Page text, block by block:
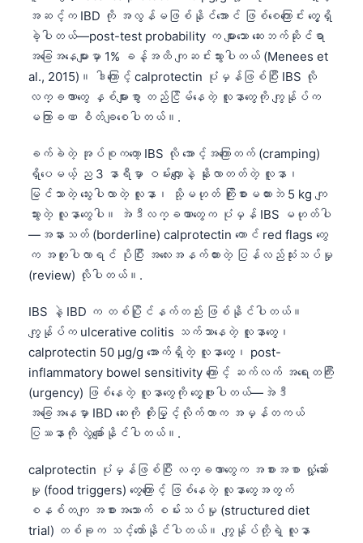
အဆင့်က IBD ကို အလွန်မဖြစ်နိုင်အောင် ဖြစ်စေကြောင်း တွေ့ရှိ
ခဲ့ပါတယ်—post-test probability က များသော ဆေးဘက်ဆိုင်ရာ
အခြေအနေများမှာ 1% ခန့်အထိ ကျဆင်းသွားပါတယ် (Menees et
al., 2015)။ ဒါကြောင့် calprotectin ပုံမှန်ဖြစ်ပြီး IBS လို
လက္ခဏာတွေ နှစ်များစွာ တည်ငြိမ်နေတဲ့ လူနာတွေကို ကျွန်ုပ်က
မကြာခဏ စိတ်ချစေပါတယ်။.
ခက်ခဲတဲ့ အုပ်စုကတော့ IBS လို အောင့်အကြောတက် (cramping)
ရှိပေမယ့် ည 3 နာရီမှာ ဝမ်းလျှောနဲ့ နိုးလာတတ်တဲ့ လူနာ၊
မြင်သာတဲ့ သွေးပါလာတဲ့ လူနာ၊ သို့မဟုတ် ကြိုးစားမထားဘဲ 5 kg ကျ
သွားတဲ့ လူနာတွေပါ။ အဲဒီလက္ခဏာတွေက ပုံမှန် IBS မဟုတ်ပါ
—အနားသတ် (borderline) calprotectin တောင် red flags တွေ
က အတူပါလာရင် ပိုပြီး အလေးအနက်ထားတဲ့ ပြန်လည်သုံးသပ်မှု
(review) လိုပါတယ်။.
IBS နဲ့ IBD က တစ်ပြိုင်နက်တည်း ဖြစ်နိုင်ပါတယ်။
ကျွန်ုပ်က ulcerative colitis သက်သာနေတဲ့ လူနာတွေ၊
calprotectin 50 µg/g အောက်ရှိတဲ့ လူနာတွေ၊ post-
inflammatory bowel sensitivity ကြောင့် ဆက်လက် အရေးတကြီး
(urgency) ဖြစ်နေတဲ့ လူနာတွေကို တွေ့ဖူးပါတယ်—အဲဒီ
အခြေအနေမှာ IBD ဆေးကို တိုးမြှင့်လိုက်တာက အမှန်တကယ်
ပြဿနာကို လွဲချော်နိုင်ပါတယ်။.
calprotectin ပုံမှန်ဖြစ်ပြီး လက္ခဏာတွေက အစားအစာ လှုံ့ဆော်
မှု (food triggers) တွေကြောင့် ဖြစ်နေတဲ့ လူနာတွေအတွက်
စနစ်တကျ အစားအသောက် စမ်းသပ်မှု (structured diet
trial) တစ်ခုက သင့်တော်နိုင်ပါတယ်။ ကျွန်ုပ်တို့ရဲ့ လူနာ